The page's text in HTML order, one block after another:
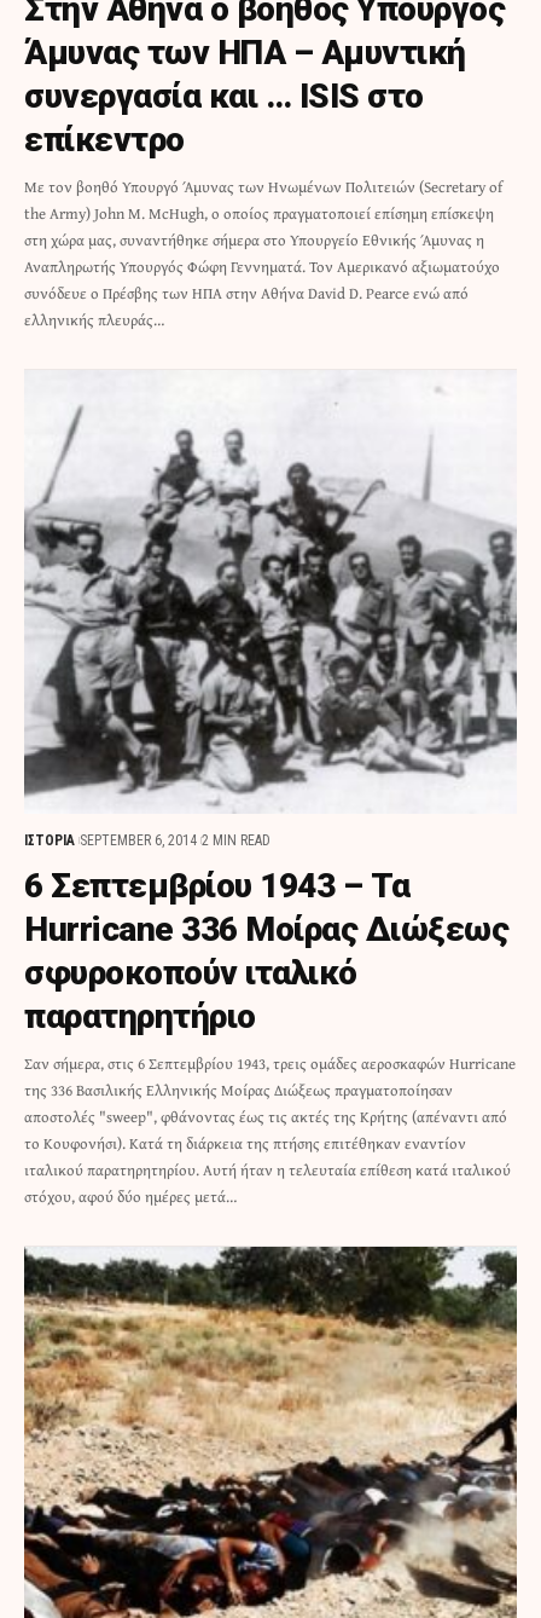
Στην Αθήνα ο βοηθός Υπουργός
Άμυνας των ΗΠΑ – Αμυντική
συνεργασία και … ISIS στο
επίκεντρο
Με τον βοηθό Υπουργό Άμυνας των Ηνωμένων Πολιτειών (Secretary of
the Army) John M. McHugh, ο οποίος πραγματοποιεί επίσημη επίσκεψη
στη χώρα μας, συναντήθηκε σήμερα στο Υπουργείο Εθνικής Άμυνας η
Αναπληρωτής Υπουργός Φώφη Γεννηματά. Τον Αμερικανό αξιωματούχο
συνόδευε ο Πρέσβης των ΗΠΑ στην Αθήνα David D. Pearce ενώ από
ελληνικής πλευράς…
ΙΣΤΟΡΙΑ SEPTEMBER 6, 2014 2 MIN READ
6 Σεπτεμβρίου 1943 – Τα
Hurricane 336 Μοίρας Διώξεως
σφυροκοπούν ιταλικό
παρατηρητήριο
Σαν σήμερα, στις 6 Σεπτεμβρίου 1943, τρεις ομάδες αεροσκαφών Hurricane
της 336 Βασιλικής Ελληνικής Μοίρας Διώξεως πραγματοποίησαν
αποστολές "sweep", φθάνοντας έως τις ακτές της Κρήτης (απέναντι από
το Κουφονήσι). Κατά τη διάρκεια της πτήσης επιτέθηκαν εναντίον
ιταλικού παρατηρητηρίου. Αυτή ήταν η τελευταία επίθεση κατά ιταλικού
στόχου, αφού δύο ημέρες μετά…